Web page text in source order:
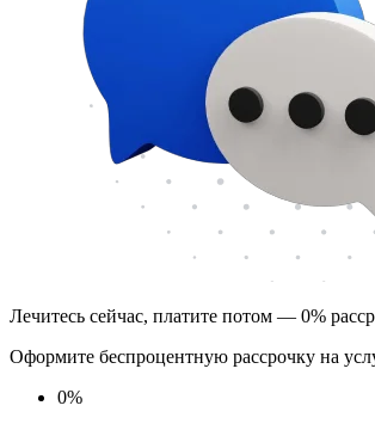
Лечитесь сейчас, платите потом — 0%
Оформите беспроцентную рассрочку на
0%